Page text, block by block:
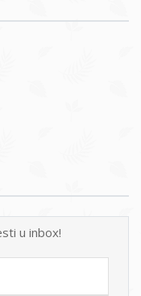
u inbox!